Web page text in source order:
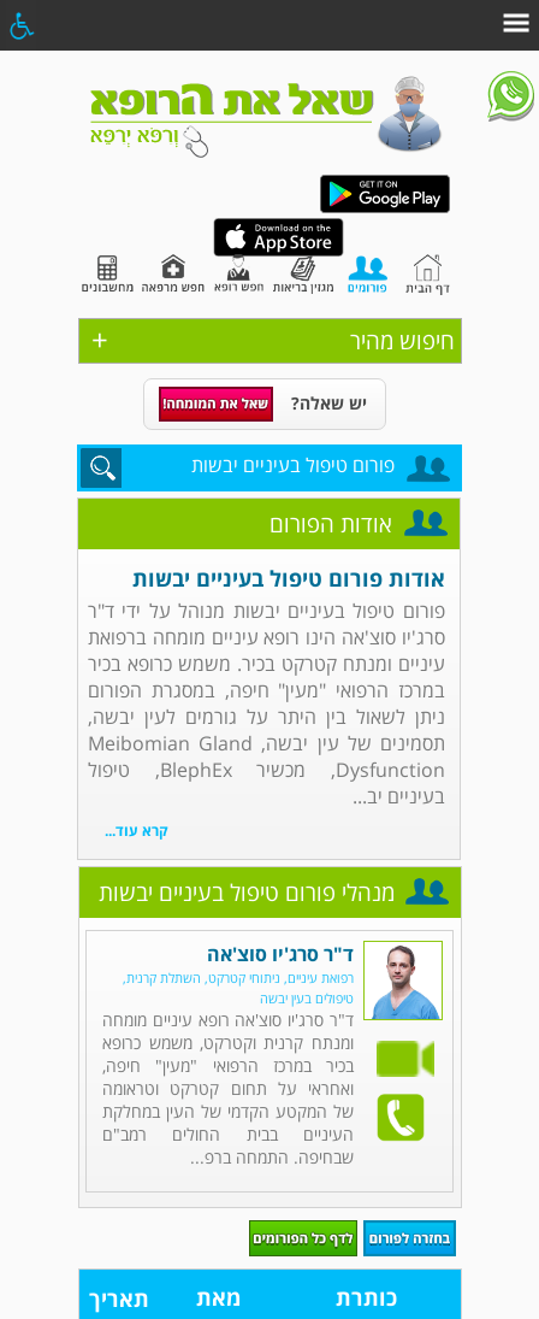
+ חיפוש מהיר
יש שאלה?
פורום טיפול בעיניים יבשות
אודות הפורום
אודות פורום טיפול בעיניים יבשות
פורום טיפול בעיניים יבשות מנוהל על ידי ד"ר
סרג'יו סוצ'אה הינו רופא עיניים מומחה ברפואת
עיניים ומנתח קטרקט בכיר. משמש כרופא בכיר
במרכז הרפואי "מעין" חיפה, במסגרת הפורום
ניתן לשאול בין היתר על גורמים לעין יבשה,
תסמינים של עין יבשה, Meibomian Gland
Dysfunction, מכשיר BlephEx, טיפול
בעיניים יב...
קרא עוד...
מנהלי פורום טיפול בעיניים יבשות
ד"ר סרג'יו סוצ'אה
רפואת עיניים, ניתוחי קטרקט, השתלת קרנית,
טיפולים בעין יבשה
ד"ר סרג'יו סוצ'אה רופא עיניים מומחה
ומנתח קרנית וקטרקט, משמש כרופא
בכיר במרכז הרפואי "מעין" חיפה,
ואחראי על תחום קטרקט וטראומה
של המקטע הקדמי של העין במחלקת
העיניים בבית החולים רמב"ם
שבחיפה. התמחה ברפ...
כותרת מאת תאריך